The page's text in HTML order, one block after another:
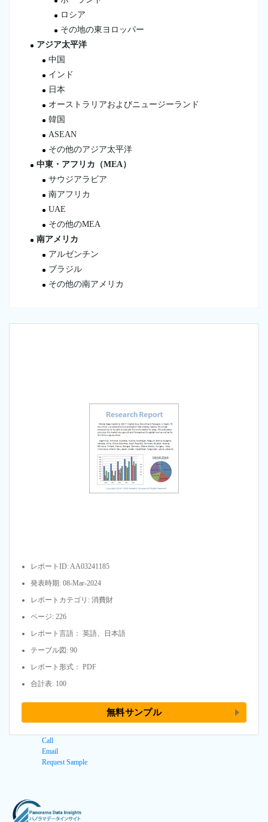
ロシア
その地の東ヨロッパー
アジア太平洋
中国
インド
日本
オーストラリアおよびニュージーランド
韓国
ASEAN
その他のアジア太平洋
中東・アフリカ（MEA）
サウジアラビア
南アフリカ
UAE
その他のMEA
南アメリカ
アルゼンチン
ブラジル
その他の南アメリカ
レポートID: AA03241185
発表時期: 08-Mar-2024
レポートカテゴリ: 消費財
ページ: 226
レポート言語： 英語、日本語
テーブル図: 90
レポート形式： PDF
合計表: 100
無料サンプル
Call
Email
Request Sample